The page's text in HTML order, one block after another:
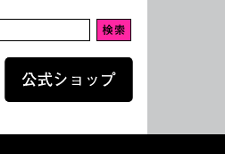
WEB SHOP
公式ショップ